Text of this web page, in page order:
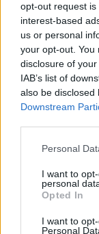
opt-out request
interest-based
us or personal
your opt-out. You
disclosure of
IAB’s list of
also be disclosed
Downstream
Please note that
not limited to
grant or deny
use your data
consent section.
Personal
I want to
personal
Opted In
I want to
Personal
Η κόρη του Σάκη
μαγαζί που
Ο
20.11.2023, 16:37 2